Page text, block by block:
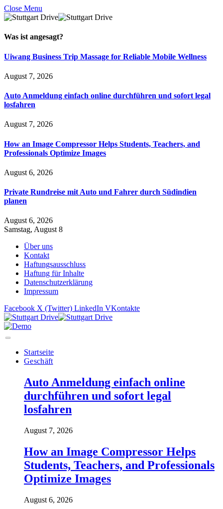
Close Menu
Was ist angesagt?
Uiwang Business Trip Massage for Reliable Mobile Wellness
August 7, 2026
Auto Anmeldung einfach online durchführen und sofort legal
losfahren
August 7, 2026
How an Image Compressor Helps Students, Teachers, and
Professionals Optimize Images
August 6, 2026
Private Rundreise mit Auto und Fahrer durch Südindien
planen
August 6, 2026
Samstag, August 8
Über uns
Kontakt
Haftungsausschluss
Haftung für Inhalte
Datenschutzerklärung
Impressum
Facebook X (Twitter) LinkedIn VKontakte
Startseite
Geschäft
Auto Anmeldung einfach online
durchführen und sofort legal
losfahren
August 7, 2026
How an Image Compressor Helps
Students, Teachers, and Professionals
Optimize Images
August 6, 2026